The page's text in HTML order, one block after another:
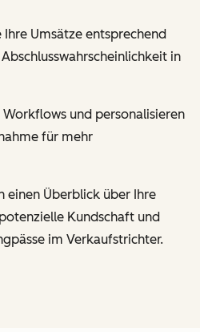
Ihre Umsätze entsprechend
in
und personalisieren
für mehr
einen Überblick über Ihre
Kundschaft und
im Verkaufstrichter.